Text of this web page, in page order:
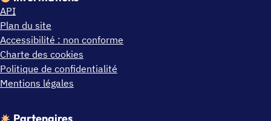
API
Plan du site
Accessibilité : non conforme
Charte des cookies
Politique de confidentialité
Mentions légales